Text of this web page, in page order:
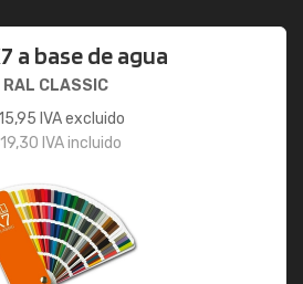
a base de agua
RAL CLASSIC
IVA excluido
19,30 IVA incluido